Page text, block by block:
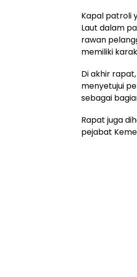
Kapal patroli
Laut dalam
rawan
memiliki
Di akhir
menyetujui
sebagai
Rapat juga
pejabat